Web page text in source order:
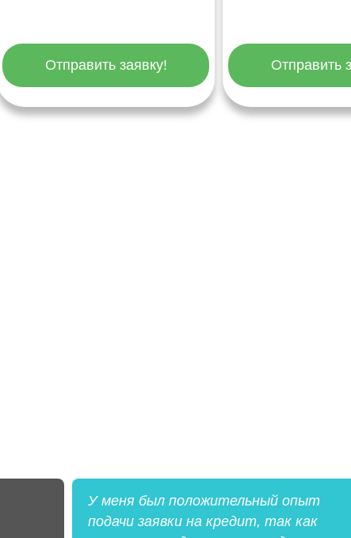
Отправить заявку! Отправить
У меня был положительный опыт
подачи заявки на кредит, так как